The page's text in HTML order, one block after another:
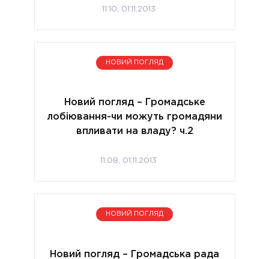
11:10, 01.11.2013
НОВИЙ ПОГЛЯД
Новий погляд – Громадське
лобіювання-чи можуть громадяни
впливати на владу? ч.2
11:08, 01.11.2013
НОВИЙ ПОГЛЯД
Новий погляд – Громадська рада